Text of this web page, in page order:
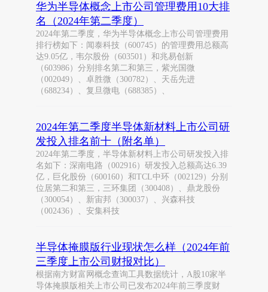
华为半导体概念上市公司管理费用10大排
名（2024年第二季度）
2024年第二季度，华为半导体概念上市公司管理费用
排行榜如下：闻泰科技（600745）的管理费用总额高
达9.05亿，韦尔股份（603501）和兆易创新
（603986）分别排名第二和第三，紫光国微
（002049）、卓胜微（300782）、天岳先进
（688234）、复旦微电（688385）、
2024年第二季度半导体新材料上市公司研
发投入排名前十（附名单）
2024年第二季度，半导体新材料上市公司研发投入排
名如下：深南电路（002916）研发投入总额高达6.39
亿，巨化股份（600160）和TCL中环（002129）分别
位居第二和第三，三环集团（300408）、鼎龙股份
（300054）、新宙邦（300037）、兴森科技
（002436）、安集科技
半导体掩膜版行业现状怎么样（2024年前
三季度上市公司财报对比）
根据南方财富网概念查询工具数据统计，A股10家半
导体掩膜版相关上市公司已发布2024年前三季度财